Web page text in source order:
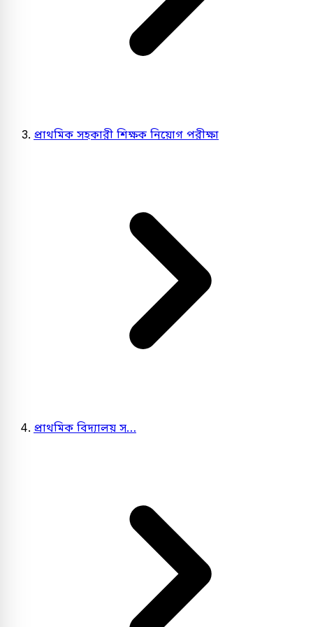
প্রাথমিক সহকারী শিক্ষক নিয়োগ পরীক্ষা
প্রাথমিক বিদ্যালয় স…